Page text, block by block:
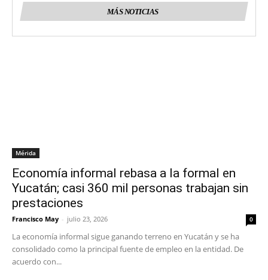
MÁS NOTICIAS
Mérida
Economía informal rebasa a la formal en
Yucatán; casi 360 mil personas trabajan sin
prestaciones
Francisco May - julio 23, 2026 0
La economía informal sigue ganando terreno en Yucatán y se ha
consolidado como la principal fuente de empleo en la entidad. De
acuerdo con...